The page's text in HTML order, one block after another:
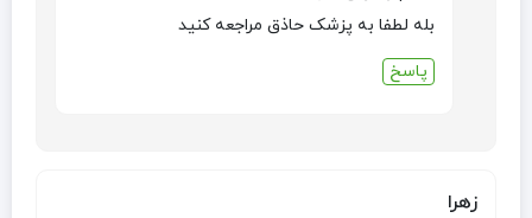
بله لطفا به پزشک حاذق مراجعه کنید
پاسخ
زهرا